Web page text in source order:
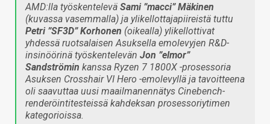
AMD:lla työskentelevä Sami ”macci” Mäkinen
(kuvassa vasemmalla) ja ylikellottajapiireistä tuttu
Petri ”SF3D” Korhonen (oikealla) ylikellottivat
yhdessä ruotsalaisen Asuksella emolevyjen R&D-
insinöörinä työskentelevän Jon ”elmor”
Sandströmin kanssa Ryzen 7 1800X -prosessoria
Asuksen Crosshair VI Hero -emolevyllä ja tavoitteena
oli saavuttaa uusi maailmanennätys Cinebench-
renderöintitesteissä kahdeksan prosessoriytimen
kategorioissa.